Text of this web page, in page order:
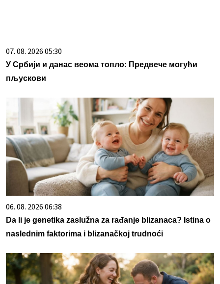
07. 08. 2026 05:30
У Србији и данас веома топло: Предвече могући
пљускови
06. 08. 2026 06:38
Da li je genetika zaslužna za rađanje blizanaca? Istina o
naslednim faktorima i blizanačkoj trudnoći